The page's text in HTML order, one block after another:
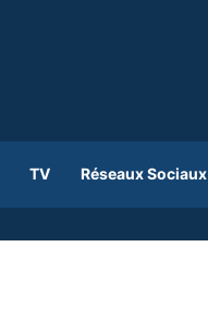
TV Réseaux Sociaux